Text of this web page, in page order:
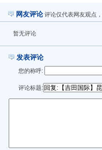
网友评论 评论仅代表网友观点
暂无评论
发表评论
您的称呼:
评论标题: